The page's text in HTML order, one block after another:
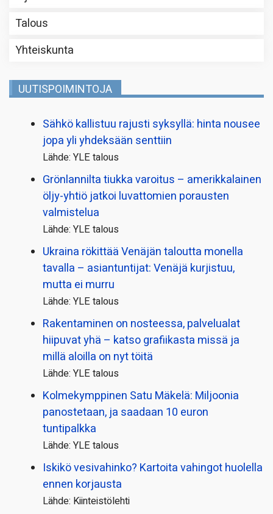
Talous
Yhteiskunta
UUTISPOIMINTOJA
Sähkö kallistuu rajusti syksyllä: hinta nousee
jopa yli yhdeksään senttiin
Lähde: YLE talous
Grönlannilta tiukka varoitus – amerikkalainen
öljy-yhtiö jatkoi luvattomien porausten
valmistelua
Lähde: YLE talous
Ukraina rökittää Venäjän taloutta monella
tavalla – asiantuntijat: Venäjä kurjistuu,
mutta ei murru
Lähde: YLE talous
Rakentaminen on nosteessa, palvelualat
hiipuvat yhä – katso grafiikasta missä ja
millä aloilla on nyt töitä
Lähde: YLE talous
Kolmekymppinen Satu Mäkelä: Miljoonia
panostetaan, ja saadaan 10 euron
tuntipalkka
Lähde: YLE talous
Iskikö vesivahinko? Kartoita vahingot huolella
ennen korjausta
Lähde: Kiinteistölehti